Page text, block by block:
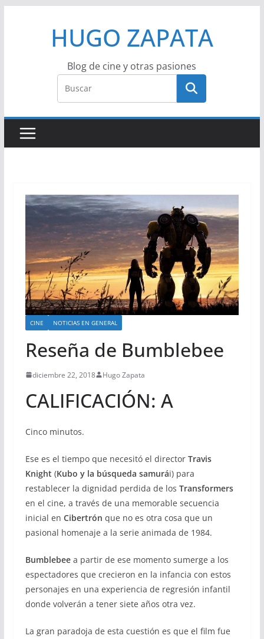
HUGO ZAPATA
Blog de cine y otras pasiones
CINE NOTICIAS EN GENERAL
Reseña de Bumblebee
diciembre 22, 2018 Hugo Zapata
CALIFICACIÓN: A
Cinco minutos.
Ese es el tiempo que necesitó el director Travis
Knight (Kubo y la búsqueda samurái) para
restablecer la dignidad perdida de los Transformers
en el cine, a través de una memorable secuencia
inicial en Cibertrón que no es otra cosa que un
pasional homenaje a la serie animada de 1984.
Bumblebeea partir de ese momento sumerge a los
espectadores que crecieron en la infancia con estos
personajes en una experiencia de regresión infantil
donde volverán a tener siete años otra vez.
La gran paradoja de esta cuestión es que el film fue